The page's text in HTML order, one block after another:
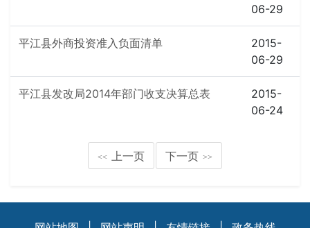
06-29
平江县外商投资准入负面清单
2015-
06-29
平江县发改局2014年部门收支决算总表
2015-
06-24
<< 上一页 下一页 >>